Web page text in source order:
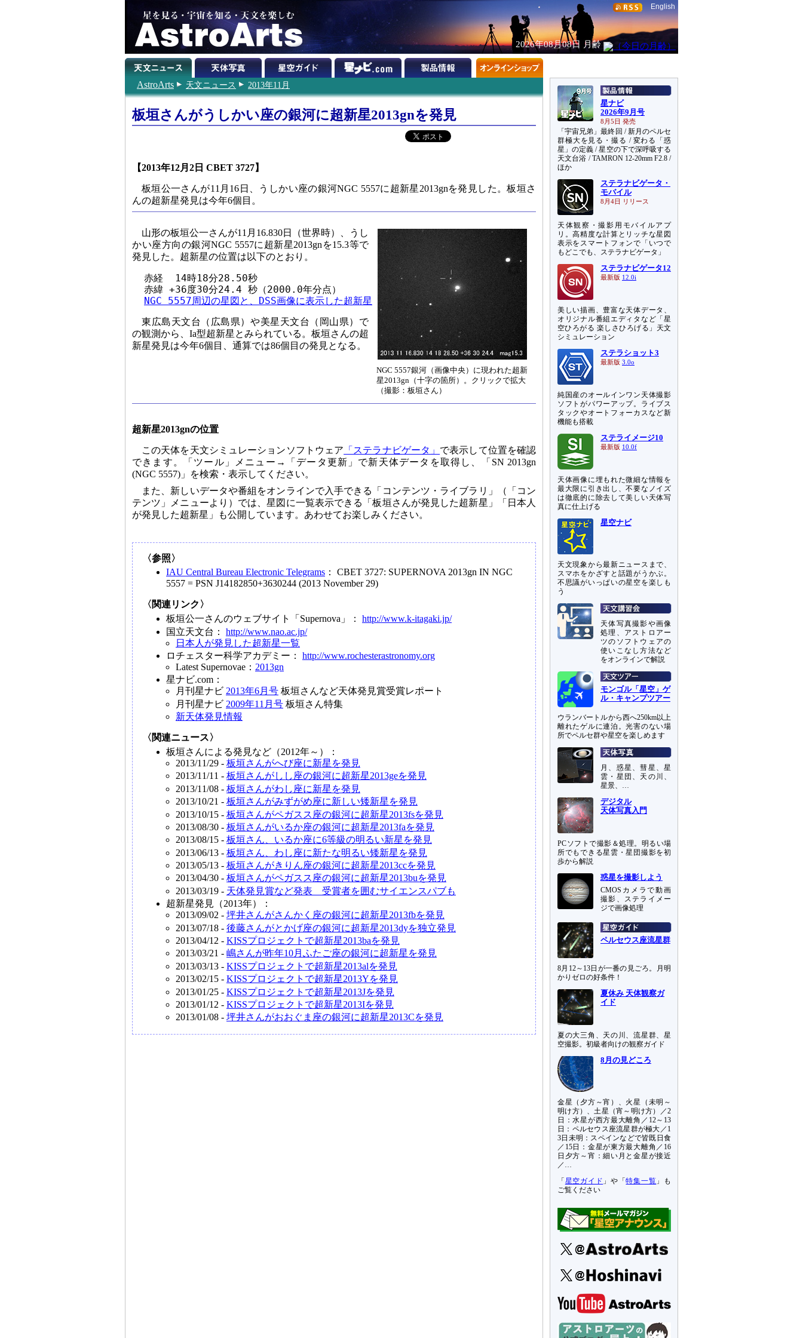
English
2026年08月08日 月齢
AstroArts 天文ニュース 2013年11月
板垣さんがうしかい座の銀河に超新星2013gnを発見
【2013年12月2日 CBET 3727】
板垣公一さんが11月16日、うしかい座の銀河NGC 5557に超新星2013gnを発見した。板垣さ
んの超新星発見は今年6個目。
NGC 5557銀河（画像中央）に現われた超新
星2013gn（十字の箇所）。クリックで拡大
（撮影：板垣さん）
山形の板垣公一さんが11月16.830日（世界時）、うし
かい座方向の銀河NGC 5557に超新星2013gnを15.3等で
発見した。超新星の位置は以下のとおり。
  赤経  14時18分28.50秒
  赤緯 +36度30分24.4 秒（2000.0年分点）
NGC 5557周辺の星図と、DSS画像に表示した超新星
東広島天文台（広島県）や美星天文台（岡山県）で
の観測から、Ia型超新星とみられている。板垣さんの超
新星発見は今年6個目、通算では86個目の発見となる。
超新星2013gnの位置
この天体を天文シミュレーションソフトウェア 「ステラナビゲータ」 で表示して位置を確認
できます。「ツール」メニュー→「データ更新」で新天体データを取得し、「SN 2013gn
(NGC 5557)」を検索・表示してください。
また、新しいデータや番組をオンラインで入手できる「コンテンツ・ライブラリ」（「コン
テンツ」メニューより）では、星図に一覧表示できる「板垣さんが発見した超新星」「日本人
が発見した超新星」も公開しています。あわせてお楽しみください。
〈参照〉
IAU Central Bureau Electronic Telegrams ： CBET 3727: SUPERNOVA 2013gn IN NGC
5557 = PSN J14182850+3630244 (2013 November 29)
〈関連リンク〉
板垣公一さんのウェブサイト「Supernova」： http://www.k-itagaki.jp/
国立天文台： http://www.nao.ac.jp/
日本人が発見した超新星一覧
ロチェスター科学アカデミー： http://www.rochesterastronomy.org
Latest Supernovae： 2013gn
星ナビ.com：
月刊星ナビ 2013年6月号 板垣さんなど天体発見賞受賞レポート
月刊星ナビ 2009年11月号 板垣さん特集
新天体発見情報
〈関連ニュース〉
板垣さんによる発見など（2012年～）：
2013/11/29 - 板垣さんがへび座に新星を発見
2013/11/11 - 板垣さんがしし座の銀河に超新星2013geを発見
2013/11/08 - 板垣さんがわし座に新星を発見
2013/10/21 - 板垣さんがみずがめ座に新しい矮新星を発見
2013/10/15 - 板垣さんがペガスス座の銀河に超新星2013fsを発見
2013/08/30 - 板垣さんがいるか座の銀河に超新星2013faを発見
2013/08/15 - 板垣さん、いるか座に6等級の明るい新星を発見
2013/06/13 - 板垣さん、わし座に新たな明るい矮新星を発見
2013/05/13 - 板垣さんがきりん座の銀河に超新星2013ccを発見
2013/04/30 - 板垣さんがペガスス座の銀河に超新星2013buを発見
2013/03/19 - 天体発見賞など発表 受賞者を囲むサイエンスパブも
超新星発見（2013年）：
2013/09/02 - 坪井さんがさんかく座の銀河に超新星2013fbを発見
2013/07/18 - 後藤さんがとかげ座の銀河に超新星2013dyを独立発見
2013/04/12 - KISSプロジェクトで超新星2013baを発見
2013/03/21 - 嶋さんが昨年10月ふたご座の銀河に超新星を発見
2013/03/13 - KISSプロジェクトで超新星2013alを発見
2013/02/15 - KISSプロジェクトで超新星2013Yを発見
2013/01/25 - KISSプロジェクトで超新星2013Jを発見
2013/01/12 - KISSプロジェクトで超新星2013Iを発見
2013/01/08 - 坪井さんがおおぐま座の銀河に超新星2013Cを発見
星ナビ
2026年9月号
8月5日 発売
「宇宙兄弟」最終回 / 新月のペルセ
群極大を見る・撮る / 変わる「惑
星」の定義 / 星空の下で深呼吸する
天文台浴 / TAMRON 12-20mm F2.8 /
ほか
ステラナビゲータ・
モバイル
8月4日 リリース
天体観察・撮影用モバイルアプ
リ。高精度な計算とリッチな星図
表示をスマートフォンで「いつで
もどこでも、ステラナビゲータ」
ステラナビゲータ12
最新版 12.0i
美しい描画、豊富な天体データ、
オリジナル番組エディタなど「星
空ひろがる 楽しさひろげる」天文
シミュレーション
ステラショット3
最新版 3.0o
純国産のオールインワン天体撮影
ソフトがパワーアップ。ライブス
タックやオートフォーカスなど新
機能も搭載
ステライメージ10
最新版 10.0f
天体画像に埋もれた微細な情報を
最大限に引き出し、不要なノイズ
は徹底的に除去して美しい天体写
真に仕上げる
星空ナビ
天文現象から最新ニュースまで、
スマホをかざすと話題がうかぶ。
不思議がいっぱいの星空を楽しも
う
天体写真撮影や画像
処理、アストロアー
ツのソフトウェアの
使いこなし方法など
をオンラインで解説
モンゴル「星空」ゲ
ル・キャンプツアー
ウランバートルから西へ250km以上
離れたゲルに連泊。光害のない場
所でペルセ群や星空を楽しめます
月、惑星、彗星、星
雲・星団、天の川、
星景、…
デジタル
天体写真入門
PCソフトで撮影＆処理。明るい場
所でもできる星雲・星団撮影を初
歩から解説
惑星を撮影しよう
CMOSカメラで動画
撮影、ステライメー
ジで画像処理
ペルセウス座流星群
8月12～13日が一番の見ごろ。月明
かりゼロの好条件！
夏休み 天体観察ガ
イド
夏の大三角、天の川、流星群、星
空撮影。初級者向けの観察ガイド
8月の見どころ
金星（夕方～宵）、火星（未明～
明け方）、土星（宵～明け方）／2
日：水星が西方最大離角／12～13
日：ペルセウス座流星群が極大／1
3日未明：スペインなどで皆既日食
／15日：金星が東方最大離角／16
日夕方～宵：細い月と金星が接近
／…
「 星空ガイド 」や「特集一覧 」も
ご覧ください